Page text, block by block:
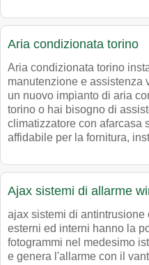
Aria condizionata torino
Aria condizionata torino
manutenzione e assistenza
un nuovo impianto di aria
torino o hai bisogno di
climatizzatore con afarcasa
affidabile per la fornitura,
Ajax sistemi di allarme
ajax sistemi di antintrusione
esterni ed interni hanno la
fotogrammi nel medesimo
e genera l'allarme con il